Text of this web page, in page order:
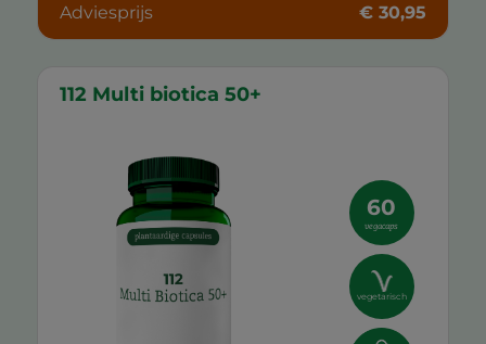
Adviesprijs € 30,95
112 Multi biotica 50+
60
vegacaps
vegetarisch